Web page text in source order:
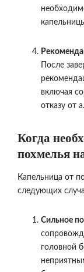
После
включая
отказу от
Когда
похмелья
Капельница от
следующих
Сильное
головной